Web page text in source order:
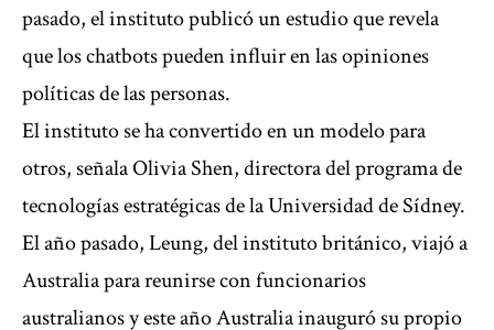
pasado, el instituto publicó un estudio que revela
que los chatbots pueden influir en las opiniones
políticas de las personas.
El instituto se ha convertido en un modelo para
otros, señala Olivia Shen, directora del programa de
tecnologías estratégicas de la Universidad de Sídney.
El año pasado, Leung, del instituto británico, viajó a
Australia para reunirse con funcionarios
australianos y este año Australia inauguró su propio